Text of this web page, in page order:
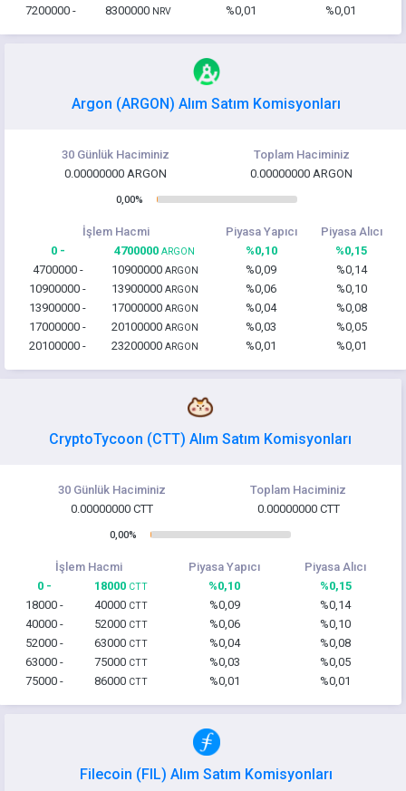
7200000 -
8300000 NRV %0,01 %0,01
Argon (ARGON) Alım Satım Komisyonları
30 Günlük Haciminiz
Toplam Haciminiz
0.00000000 ARGON
0.00000000 ARGON
0,00%
İşlem Hacmi Piyasa Yapıcı
Piyasa Alıcı
0 -
4700000 ARGON %0,10
%0,15
4700000 -
10900000 ARGON %0,09
%0,14
10900000 -
13900000 ARGON %0,06
%0,10
13900000 -
17000000 ARGON %0,04
%0,08
17000000 -
20100000 ARGON %0,03
%0,05
20100000 -
23200000 ARGON %0,01 %0,01
CryptoTycoon (CTT) Alım Satım Komisyonları
30 Günlük Haciminiz
Toplam Haciminiz
0.00000000 CTT
0.00000000 CTT
0,00%
İşlem Hacmi Piyasa Yapıcı
Piyasa Alıcı
0 -
18000 CTT %0,10
%0,15
18000 -
40000 CTT %0,09
%0,14
40000 -
52000 CTT %0,06
%0,10
52000 -
63000 CTT %0,04
%0,08
63000 -
75000 CTT %0,03
%0,05
75000 -
86000 CTT %0,01 %0,01
Filecoin (FIL) Alım Satım Komisyonları